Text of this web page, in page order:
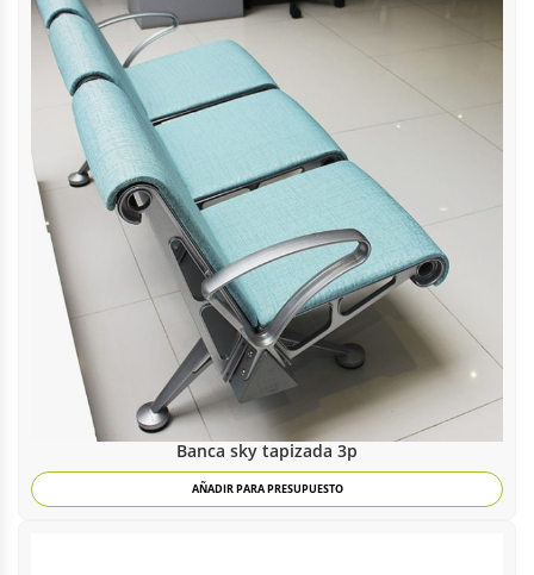
Banca sky tapizada 3p
AÑADIR PARA PRESUPUESTO